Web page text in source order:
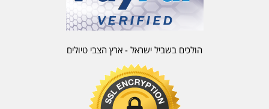
הולכים בשביל ישראל - ארץ הצבי טיולים